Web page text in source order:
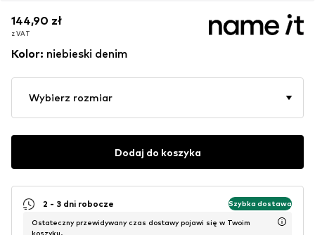
144,90 zł
z VAT
144,90 zł
z VAT
144,90 zł
z VAT
Kolor: niebieski denim
Wybierz rozmiar
Dodaj do koszyka
2 - 3 dni robocze Szybka dostawa
Ostateczny przewidywany czas dostawy pojawi się w Twoim
koszyku.